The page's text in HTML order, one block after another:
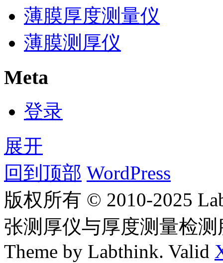
薄膜厚度测量仪
薄膜测厚仪
Meta
登录
展开
回到顶部 WordPress
版权所有 © 2010-2025
张测厚仪与厚度测量检
Theme by Labthink. Valid